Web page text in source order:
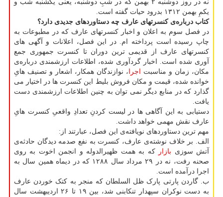
نه در روز دوشنبه ۲ بهمن که در شبِ دوشنبه، یعنی یکشنبه شب و
یکمِ بهمن ۱۳۱۲ بدرود حیات گفته است.
کتاب درباره‌ی کنسرتهای عارف چه دستاوردهای جدیدی دارد؟
در فصل سوم به اعلان و اخبار کنسرتهای عارف که در مطبوعات به
چاپ رسیده است پرداخته ام. در این فصل، اعلانات و آگهی های
کنسرتهای عارف از قدیمی ترین دوران تا کنسرت جمهوری جمع
آوری شده است. اخبار گردآوری شده، اطلاعات ارزشمندی درباره‌ی
مکان، زمان و مناسبت
اجرا ، نوازندگان همکار، اشعار و تصنیف هایِ
خوانده شده، قیمت و مکان فروش بلیط این کنسرت ها در اختیار می
گذارد که در منابع دیگر نمی توان به چنین اطلاعات ارزشمندی دست
یافت.
دستیابی به این آگاهی ها در لیست کردنِ تعدادِ واقعیِ کنسرت هایِ
عارف نقش مهمی خواهد داشت.
مهم ترین دستاوردهای نویافته‌ی این فصل، عبارتند از:
الف. بر خلاف نوشته‌ی عارف، کنسرت به نفع صدمه دیدگان حادثه‌ی
آتش سوزی بازار
که به همت ظهیرالدوله و انجمن اخوت به روی
صحنه رفت، نه در ۲۹ مرداد سال ۱۲۸۸ که در دیماه همین سال به
اجرا درآمده است.
ب. گاردن پارتی پارک ظل السلطان که منجر به کتک خوردن عارف
به دست نوکران سپهدار تنکابنی شد، بین ۱۹ تا ۲۶ اردیبهشت سال